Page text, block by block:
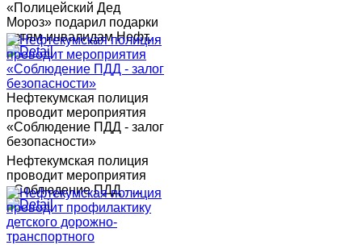
«Полицейский Дед
Мороз» подарил подарки
детям-инвалидам Нефт...
Нефтекумская полиция
проводит мероприятия
«Соблюдение ПДД - залог
безопасности»
Нефтекумская полиция
проводит мероприятия
«Соблюдение ПДД - ...